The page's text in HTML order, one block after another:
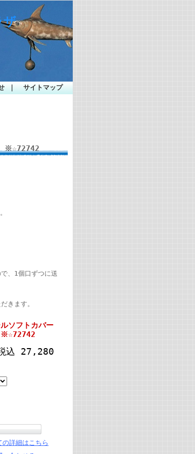
ザ
サイトマップ
※☆72742
、1個口ずつに送
きます。
ソフトカバー
込 27,280
詳細はこちら